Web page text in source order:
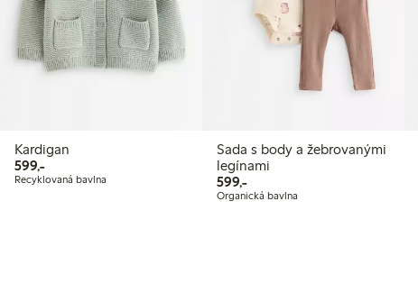
Kardigan
599,-599,00 Kč
Recyklovaná bavlna
Sada s body a žebrovanými
legínami
599,-599,00 Kč
Organická bavlna